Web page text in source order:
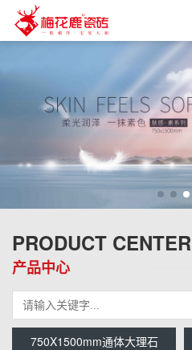
PRODUCT CENTER
产品中心
750X1500mm通体大理石